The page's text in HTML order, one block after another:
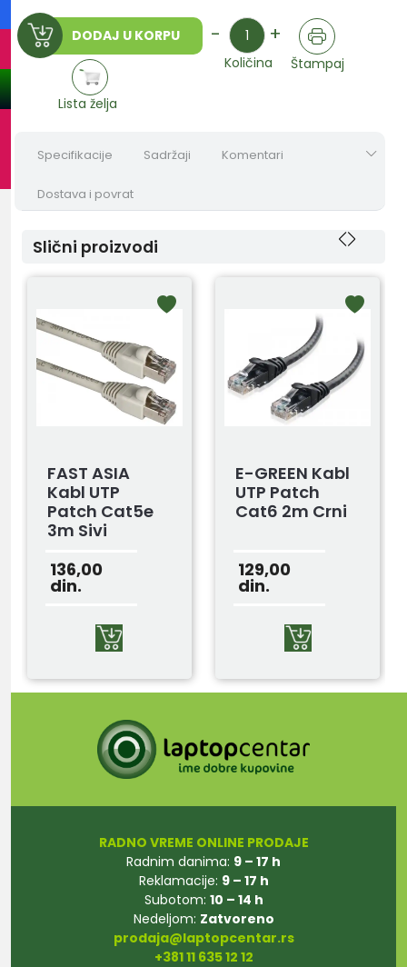
DODAJ U KORPU - Količina +
Količina Štampaj
Lista želja
Specifikacije Sadržaji Komentari
Dostava i povrat
Slični proizvodi
FAST ASIA
Kabl UTP
Patch Cat5e
3m Sivi
136,00
din.
E-GREEN Kabl
UTP Patch
Cat6 2m Crni
129,00
din.
RADNO VREME ONLINE PRODAJE
Radnim danima: 9 – 17 h
Reklamacije: 9 – 17 h
Subotom: 10 – 14 h
Nedeljom: Zatvoreno
prodaja@laptopcentar.rs
+381 11 635 12 12